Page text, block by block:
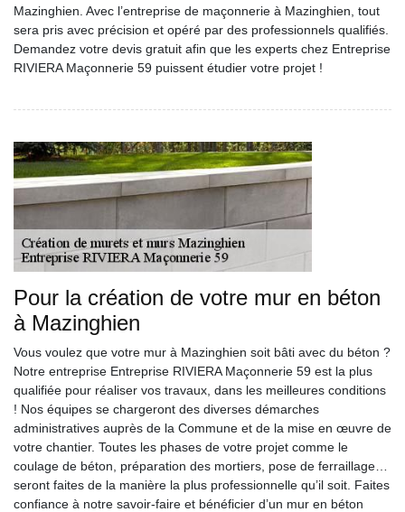
Mazinghien. Avec l’entreprise de maçonnerie à Mazinghien, tout
sera pris avec précision et opéré par des professionnels qualifiés.
Demandez votre devis gratuit afin que les experts chez Entreprise
RIVIERA Maçonnerie 59 puissent étudier votre projet !
Pour la création de votre mur en béton
à Mazinghien
Vous voulez que votre mur à Mazinghien soit bâti avec du béton ?
Notre entreprise Entreprise RIVIERA Maçonnerie 59 est la plus
qualifiée pour réaliser vos travaux, dans les meilleures conditions
! Nos équipes se chargeront des diverses démarches
administratives auprès de la Commune et de la mise en œuvre de
votre chantier. Toutes les phases de votre projet comme le
coulage de béton, préparation des mortiers, pose de ferraillage…
seront faites de la manière la plus professionnelle qu’il soit. Faites
confiance à notre savoir-faire et bénéficier d’un mur en béton